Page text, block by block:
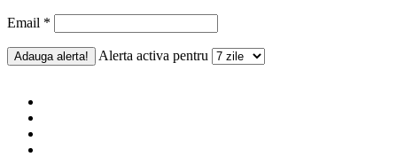
Email *
Alerta activa pentru